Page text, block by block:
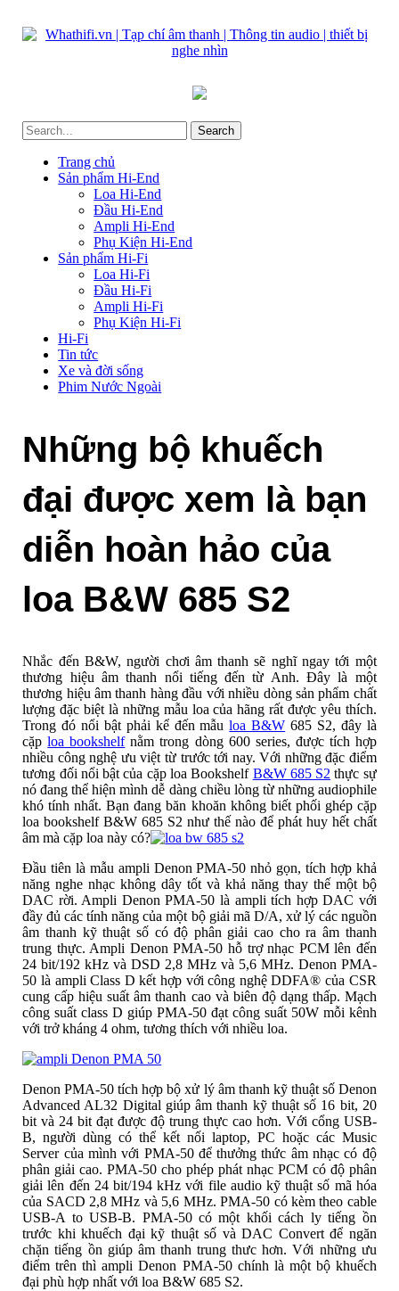
Trang chủ
Sản phẩm Hi-End
Loa Hi-End
Đầu Hi-End
Ampli Hi-End
Phụ Kiện Hi-End
Sản phẩm Hi-Fi
Loa Hi-Fi
Đầu Hi-Fi
Ampli Hi-Fi
Phụ Kiện Hi-Fi
Hi-Fi
Tin tức
Xe và đời sống
Phim Nước Ngoài
Những bộ khuếch
đại được xem là bạn
diễn hoàn hảo của
loa B&W 685 S2
Nhắc đến B&W, người chơi âm thanh sẽ nghĩ ngay tới một
thương hiệu âm thanh nổi tiếng đến từ Anh. Đây là một
thương hiệu âm thanh hàng đầu với nhiều dòng sản phẩm chất
lượng đặc biệt là những mẫu loa của hãng rất được yêu thích.
Trong đó nổi bật phải kể đến mẫuloa B&W 685 S2, đây là
cặploa bookshelfnằm trong dòng 600 series, được tích hợp
nhiều công nghệ ưu việt từ trước tới nay. Với những đặc điểm
tương đối nổi bật của cặp loa Bookshelf B&W 685 S2 thực sự
nó đang thể hiện mình dễ dàng chiều lòng từ những audiophile
khó tính nhất. Bạn đang băn khoăn không biết phối ghép cặp
loa bookshelf B&W 685 S2 như thế nào để phát huy hết chất
âm mà cặp loa này có?
Đầu tiên là mẫu ampli Denon PMA-50 nhỏ gọn, tích hợp khả
năng nghe nhạc không dây tốt và khả năng thay thế một bộ
DAC rời. Ampli Denon PMA-50 là ampli tích hợp DAC với
đầy đủ các tính năng của một bộ giải mã D/A, xử lý các nguồn
âm thanh kỹ thuật số có độ phân giải cao cho ra âm thanh
trung thực. Ampli Denon PMA-50 hỗ trợ nhạc PCM lên đến
24 bit/192 kHz và DSD 2,8 MHz và 5,6 MHz. Denon PMA-
50 là ampli Class D kết hợp với công nghệ DDFA® của CSR
cung cấp hiệu suất âm thanh cao và biên độ dạng thấp. Mạch
công suất class D giúp PMA-50 đạt công suất 50W mỗi kênh
với trở kháng 4 ohm, tương thích với nhiều loa.
Denon PMA-50 tích hợp bộ xử lý âm thanh kỹ thuật số Denon
Advanced AL32 Digital giúp âm thanh kỹ thuật số 16 bit, 20
bit và 24 bit đạt được độ trung thực cao hơn. Với cổng USB-
B, người dùng có thể kết nối laptop, PC hoặc các Music
Server của mình với PMA-50 để thưởng thức âm nhạc có độ
phân giải cao. PMA-50 cho phép phát nhạc PCM có độ phân
giải lên đến 24 bit/194 kHz với file audio kỹ thuật số mã hóa
của SACD 2,8 MHz và 5,6 MHz. PMA-50 có kèm theo cable
USB-A to USB-B. PMA-50 có một khối cách ly tiếng ồn
trước khi khuếch đại kỹ thuật số và DAC Convert để ngăn
chặn tiếng ồn giúp âm thanh trung thưc hơn. Với những ưu
điểm trên thì ampli Denon PMA-50 chính là một bộ khuếch
đại phù hợp nhất với loa B&W 685 S2.